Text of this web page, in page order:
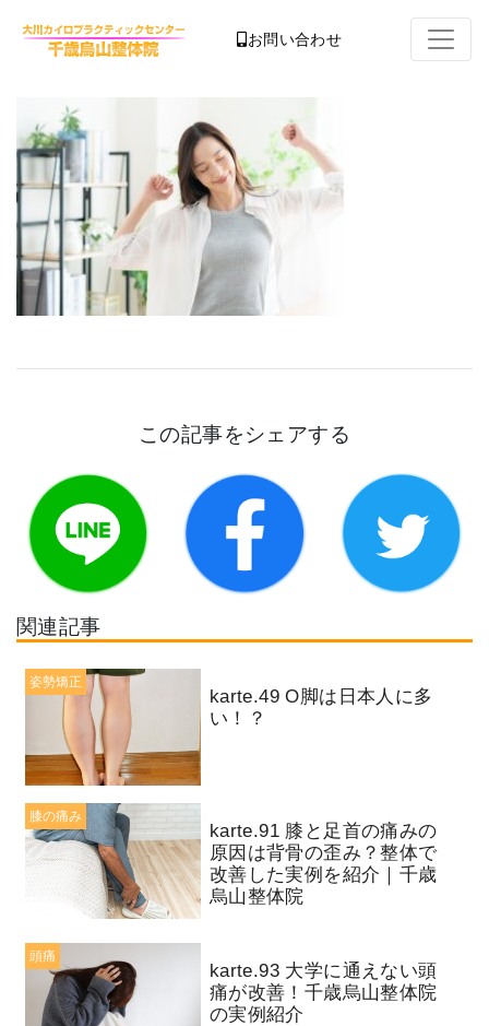
お問い合わせ
この記事をシェアする
関連記事
姿勢矯正
karte.49 O脚は日本人に多
い！？
膝の痛み
karte.91 膝と足首の痛みの
原因は背骨の歪み？整体で
改善した実例を紹介｜千歳
烏山整体院
頭痛
karte.93 大学に通えない頭
痛が改善！千歳烏山整体院
の実例紹介